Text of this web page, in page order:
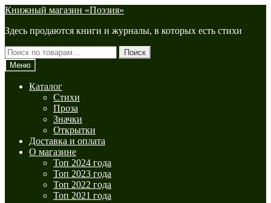
Перейти
навигации
Перейти
содержимому
Книжный магазин «Поэзия»
Здесь продаются книги и журналы, в которых есть стихи
Искать:
Поиск
Меню
Каталог
Стихи
Проза
Значки
Открытки
Доставка и оплата
О магазине
Топ 2024 года
Топ 2023 года
Топ 2022 года
Топ 2021 года